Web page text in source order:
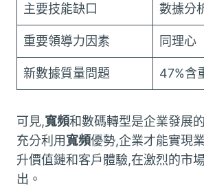
主要技能缺口 數據分
重要領導力因素 同理心
新數據質量問題 47%含
可見,寬頻和數碼轉型是企業發展
充分利用寬頻優勢,企業才能實現
升價值鏈和客戶體驗,在激烈的市
出。